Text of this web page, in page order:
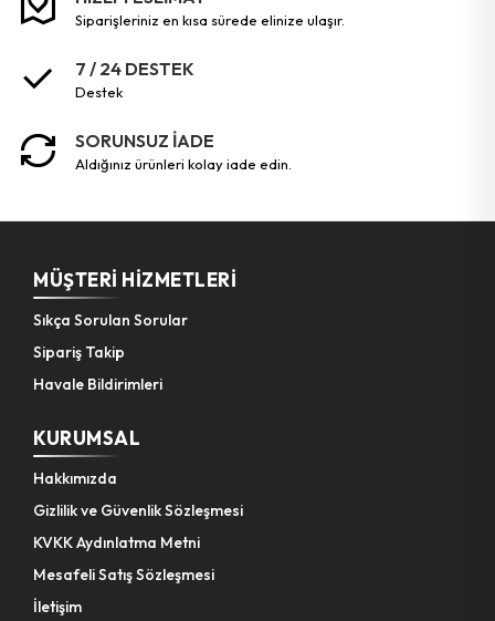
siparişleriniz en kısa sürede elinize ulaşır.
7 / 24 DESTEK
destek
SORUNSUZ İADE
aldığınız ürünleri kolay iade edin.
MÜŞTERI HIZMETLERI
Sıkça Sorulan Sorular
Sipariş Takip
Havale Bildirimleri
KURUMSAL
Hakkımızda
Gizlilik ve Güvenlik Sözleşmesi
KVKK Aydınlatma Metni
Mesafeli Satış Sözleşmesi
İletişim